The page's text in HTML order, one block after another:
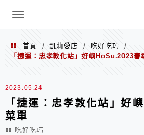
巧、世界走透
menu
首頁 / 凱莉愛店 / 吃好吃巧
/
「捷運：忠孝敦化站」好嶼HoSu.2023春
2023.05.24
「捷運：忠孝敦化站」好
菜單
吃好吃巧